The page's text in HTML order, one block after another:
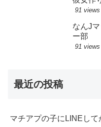
91 views
なんJ
ー部
91 views
最近の投稿
マチアプの子にLINEし